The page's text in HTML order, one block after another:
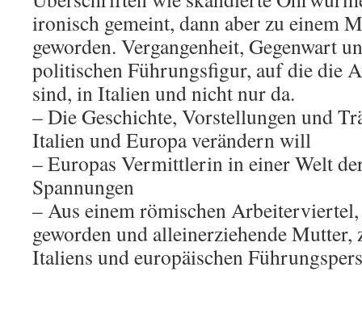
ironisch gemeint, dann aber zu einem
geworden. Vergangenheit, Gegenwart
politischen Führungsfigur, auf die die
sind, in Italien und nicht nur da.
– Die Geschichte, Vorstellungen und
Italien und Europa verändern will
– Europas Vermittlerin in einer Welt
Spannungen
– Aus einem römischen
geworden und alleinerziehende Mutter,
Italiens und europäischen